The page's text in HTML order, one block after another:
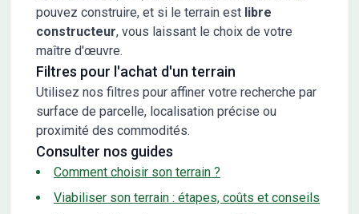
pouvez construire, et si le terrain est libre
constructeur, vous laissant le choix de votre
maître d'œuvre.
Filtres pour l'achat d'un terrain
Utilisez nos filtres pour affiner votre recherche par
surface de parcelle, localisation précise ou
proximité des commodités.
Consulter nos guides
Comment choisir son terrain ?
Viabiliser son terrain : étapes, coûts et conseils